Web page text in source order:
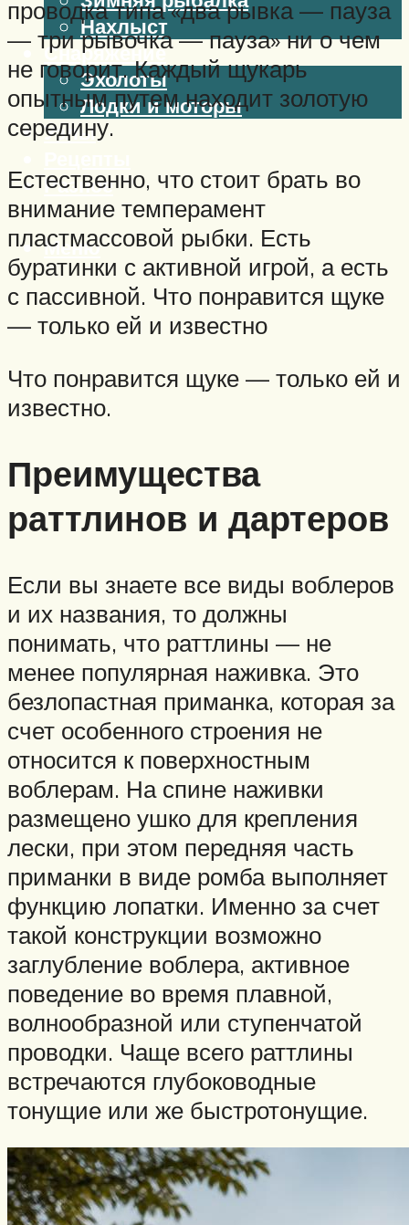
Нахлыст
Снаряжение
Эхолоты
Лодки и моторы
Узлы
Разное
Меню
проводка типа «два рывка — пауза
— три рывочка — пауза» ни о чем
не говорит. Каждый щукарь
опытным путем находит золотую
середину.
Естественно, что стоит брать во
внимание темперамент
пластмассовой рыбки. Есть
буратинки с активной игрой, а есть
с пассивной. Что понравится щуке
— только ей и известно
Что понравится щуке — только ей и
известно.
Преимущества
раттлинов и дартеров
Если вы знаете все виды воблеров
и их названия, то должны
понимать, что раттлины — не
менее популярная наживка. Это
безлопастная приманка, которая за
счет особенного строения не
относится к поверхностным
воблерам. На спине наживки
размещено ушко для крепления
лески, при этом передняя часть
приманки в виде ромба выполняет
функцию лопатки. Именно за счет
такой конструкции возможно
заглубление воблера, активное
поведение во время плавной,
волнообразной или ступенчатой
проводки. Чаще всего раттлины
встречаются глубоководные
тонущие или же быстротонущие.